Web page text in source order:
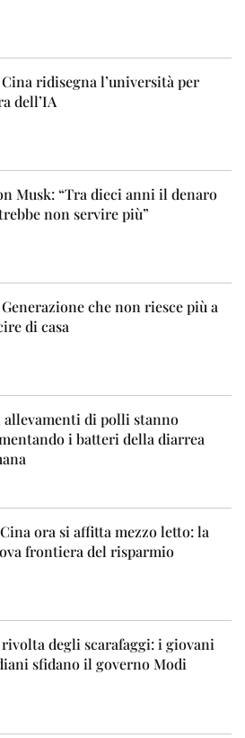
ridisegna l’università per
dell’IA
Musk: “Tra dieci anni il denaro
non servire più”
che non riesce più a
di casa
allevamenti di polli stanno
i batteri della diarrea
ora si affitta mezzo letto: la
frontiera del risparmio
degli scarafaggi: i giovani
sfidano il governo Modi